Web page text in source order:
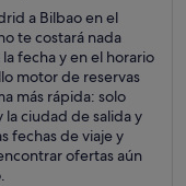
a Bilbao en el
te costará nada
fecha y en el horario
motor de reservas
más rápida: solo
ciudad de salida y
fechas de viaje y
ofertas aún